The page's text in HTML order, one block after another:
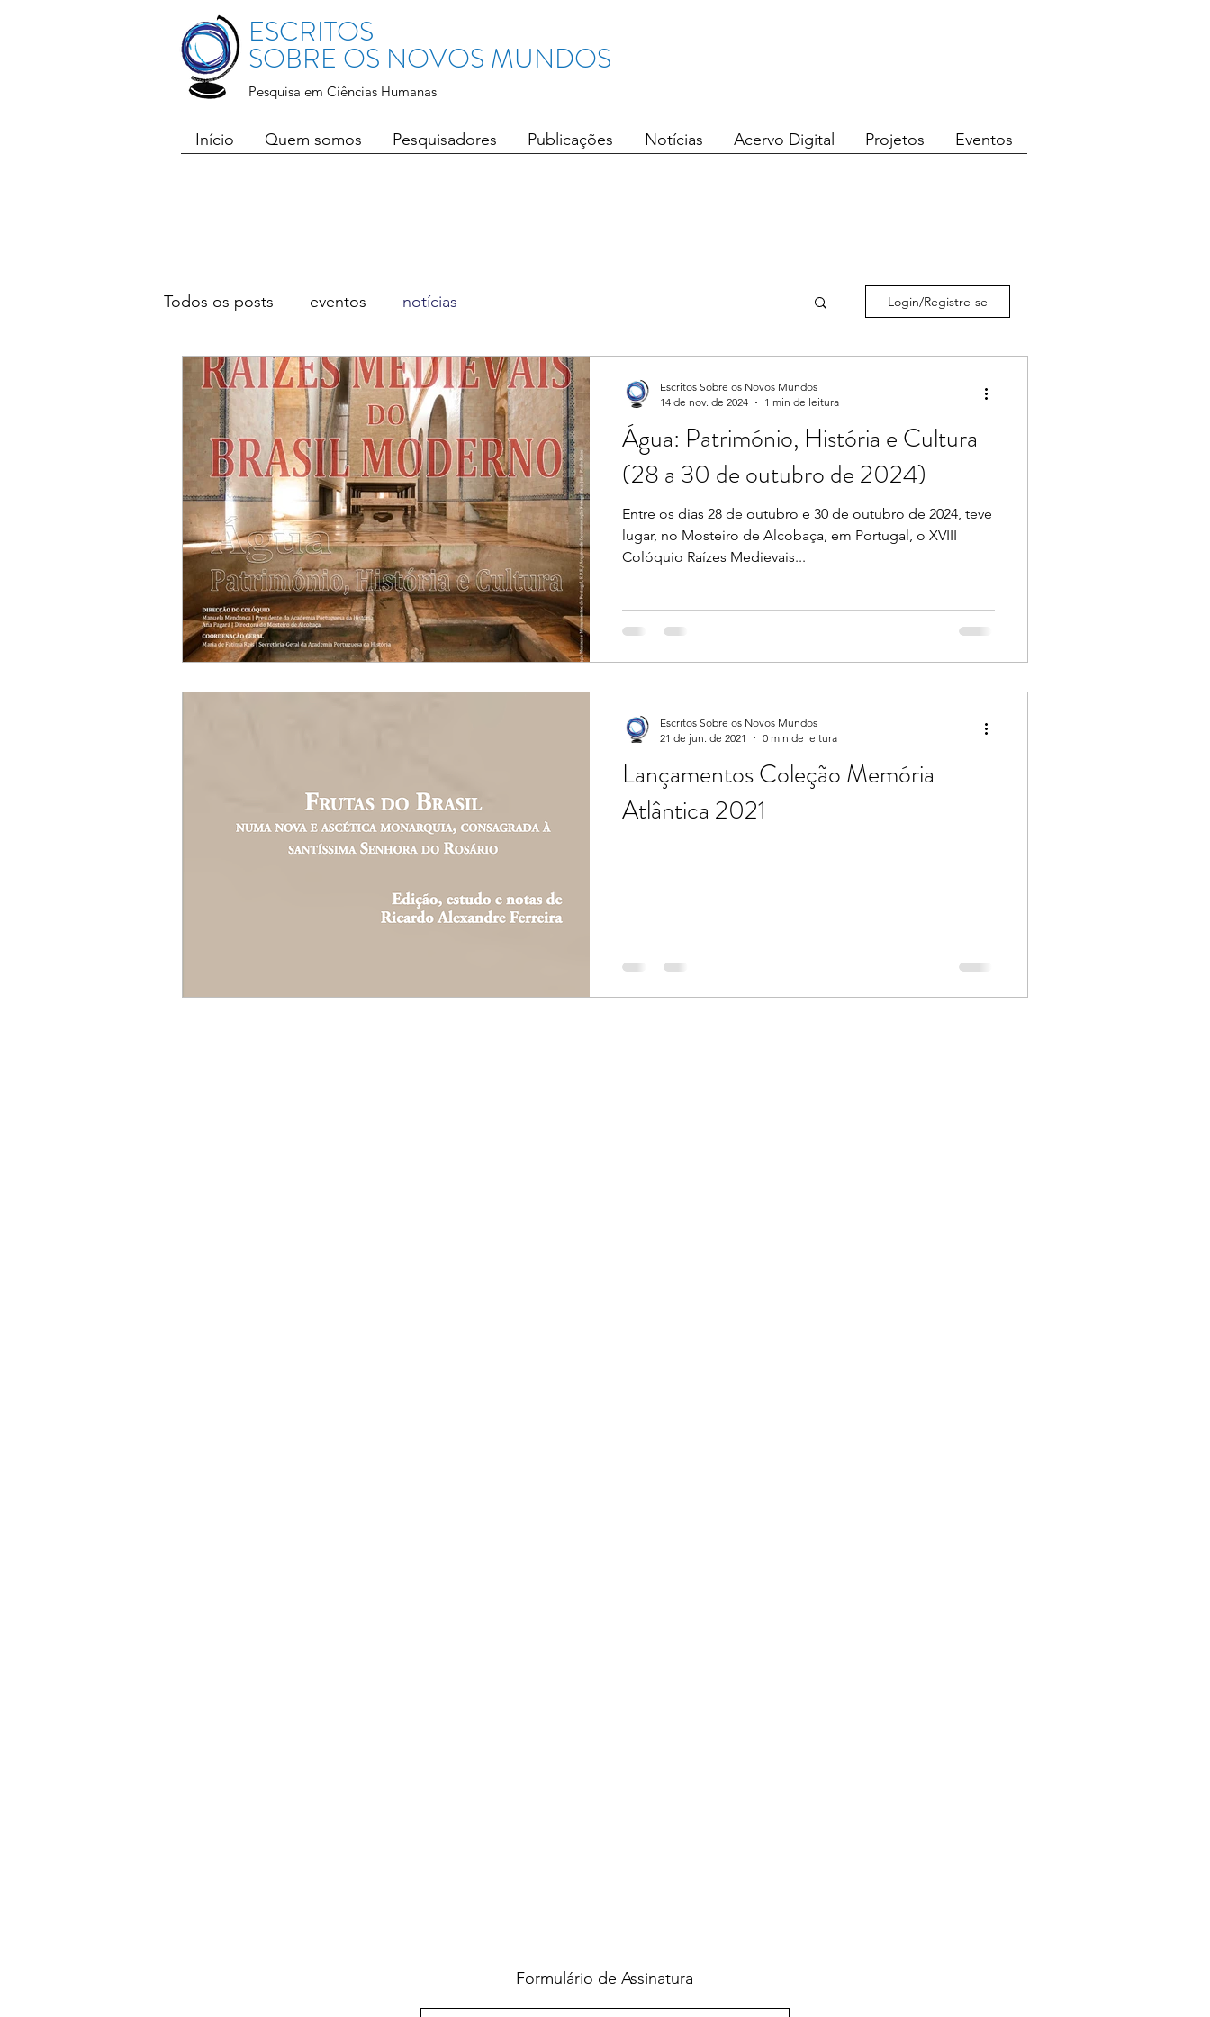
ESCRITOS
SOBRE OS NOVOS MUNDOS
Pesquisa em Ciências Humanas
Início Quem somos Pesquisadores Publicações Notícias Acervo Digital Projetos Eventos
Todos os posts eventos notícias Login/Registre-se
Água: Património, História e Cultura
(28 a 30 de outubro de 2024)
Entre os dias 28 de outubro e 30 de outubro de 2024, teve
lugar, no Mosteiro de Alcobaça, em Portugal, o XVIII
Colóquio Raízes Medievais...
Escritos Sobre os Novos Mundos
14 de nov. de 2024
1 min de leitura
Lançamentos Coleção Memória
Atlântica 2021
Escritos Sobre os Novos Mundos
21 de jun. de 2021
0 min de leitura
Formulário de Assinatura